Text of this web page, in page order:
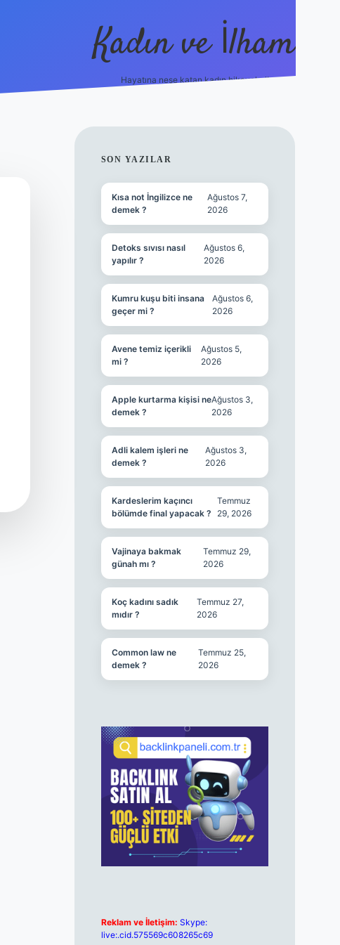
Kadın ve İlham
Hayatına neşe katan kadın hikayeleri!
SIDEBAR
SON YAZILAR
Kısa not İngilizce ne
demek ?
Ağustos 7,
2026
Detoks sıvısı nasıl
yapılır ?
Ağustos 6,
2026
Kumru kuşu biti insana
geçer mi ?
Ağustos 6,
2026
Avene temiz içerikli
mi ?
Ağustos 5,
2026
Apple kurtarma kişisi ne
demek ?
Ağustos 3,
2026
Adli kalem işleri ne
demek ?
Ağustos 3,
2026
Kardeslerim kaçıncı
bölümde final yapacak ?
Temmuz
29, 2026
Vajinaya bakmak
günah mı ?
Temmuz 29,
2026
Koç kadını sadık
mıdır ?
Temmuz 27,
2026
Common law ne
demek ?
Temmuz 25,
2026
Reklam ve İletişim: Skype:
live:.cid.575569c608265c69
ilbet https://